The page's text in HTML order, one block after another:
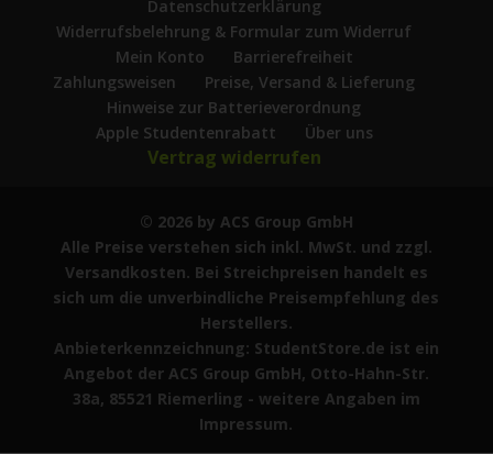
Datenschutzerklärung
Widerrufsbelehrung & Formular zum Widerruf
Mein Konto
Barrierefreiheit
Zahlungsweisen
Preise, Versand & Lieferung
Hinweise zur Batterieverordnung
Apple Studentenrabatt
Über uns
Vertrag widerrufen
© 2026 by ACS Group GmbH
Alle Preise verstehen sich inkl. MwSt. und zzgl.
Versandkosten. Bei Streichpreisen handelt es
sich um die unverbindliche Preisempfehlung des
Herstellers.
Anbieterkennzeichnung: StudentStore.de ist ein
Angebot der ACS Group GmbH, Otto-Hahn-Str.
38a, 85521 Riemerling - weitere Angaben im
Impressum.